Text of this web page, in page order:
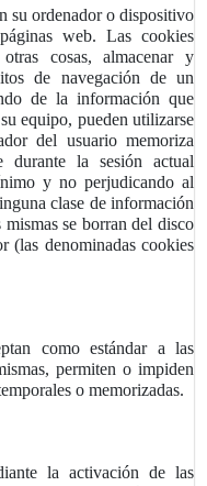
su ordenador o dispositivo
web. Las cookies
cosas, almacenar y
de navegación de un
de la información que
equipo, pueden utilizarse
del usuario memoriza
durante la sesión actual
y no perjudicando al
clase de información
se borran del disco
(las denominadas cookies
como estándar a las
permiten o impiden
o memorizadas.
la activación de las